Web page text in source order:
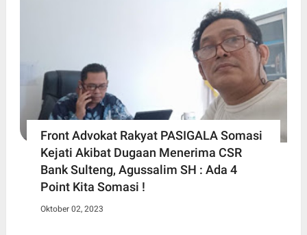
Front Advokat Rakyat PASIGALA Somasi
Kejati Akibat Dugaan Menerima CSR
Bank Sulteng, Agussalim SH : Ada 4
Point Kita Somasi !
Oktober 02, 2023